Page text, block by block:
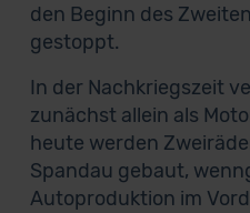
den Beginn des
gestoppt.
In der Nachkriegszeit
zunächst allein als
heute werden
Spandau gebaut,
Autoproduktion im